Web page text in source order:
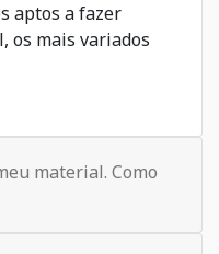
aptos a fazer
os mais variados
Como